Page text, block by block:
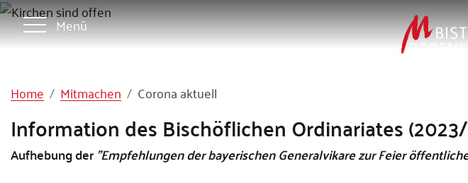
Menü
Home Mitmachen Corona aktuell
Information des Bischöflichen Ordinariates
Aufhebung der"Empfehlungen der bayerischen Generalvikare zur Feier